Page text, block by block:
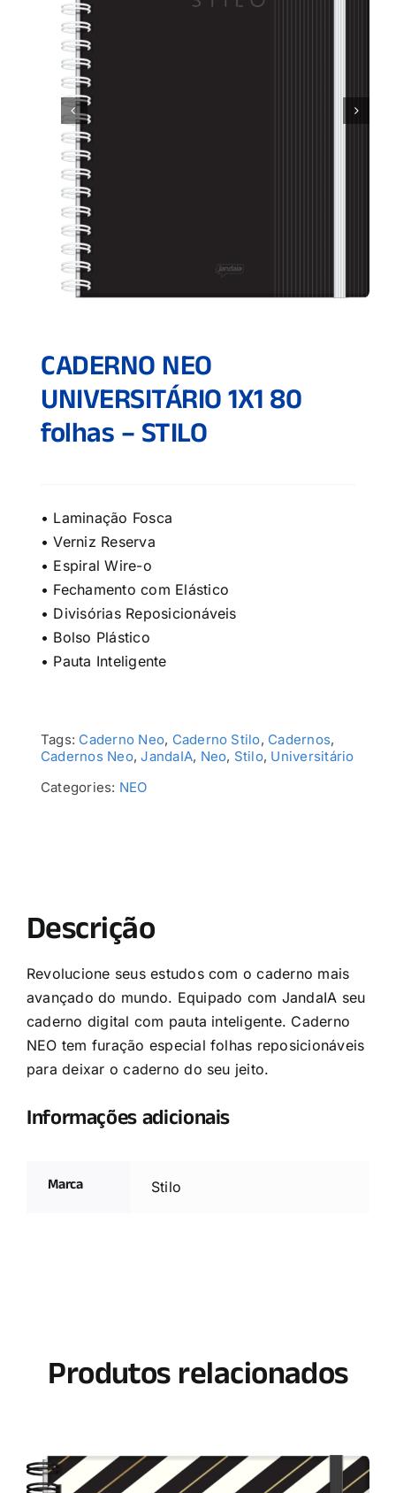
CADERNO NEO
UNIVERSITÁRIO 1X1 80
folhas – STILO
• Laminação Fosca
• Verniz Reserva
• Espiral Wire-o
• Fechamento com Elástico
• Divisórias Reposicionáveis
• Bolso Plástico
• Pauta Inteligente
Tags: Caderno Neo, Caderno Stilo, Cadernos,
Cadernos Neo,JandaIA, Neo, Stilo, Universitário
Categories: NEO
Descrição
Revolucione seus estudos com o caderno mais
avançado do mundo. Equipado com JandaIA seu
caderno digital com pauta inteligente. Caderno
NEO tem furação especial folhas reposicionáveis
para deixar o caderno do seu jeito.
Informações adicionais
Marca Stilo
Produtos relacionados